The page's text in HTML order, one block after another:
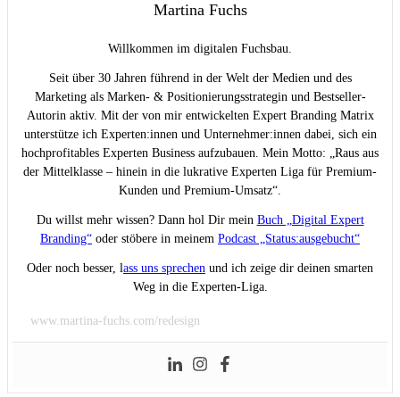
Martina Fuchs
Willkommen im digitalen Fuchsbau.
Seit über 30 Jahren führend in der Welt der Medien und des
Marketing als Marken- & Positionierungsstrategin und Bestseller-
Autorin aktiv. Mit der von mir entwickelten Expert Branding Matrix
unterstütze ich Experten:innen und Unternehmer:innen dabei, sich ein
hochprofitables Experten Business aufzubauen. Mein Motto: „Raus aus
der Mittelklasse – hinein in die lukrative Experten Liga für Premium-
Kunden und Premium-Umsatz“.
Du willst mehr wissen? Dann hol Dir mein Buch „Digital Expert
Branding“ oder stöbere in meinem Podcast „Status:ausgebucht“
Oder noch besser, lass uns sprechen und ich zeige dir deinen smarten
Weg in die Experten-Liga.
www.martina-fuchs.com/redesign